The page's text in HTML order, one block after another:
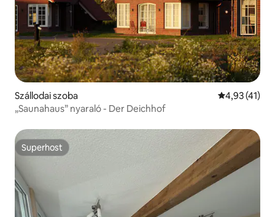
Szállodai szoba Átlagos
4,93 (41)
„Saunahaus” nyaraló - Der Deichhof
Superhost
Superhost